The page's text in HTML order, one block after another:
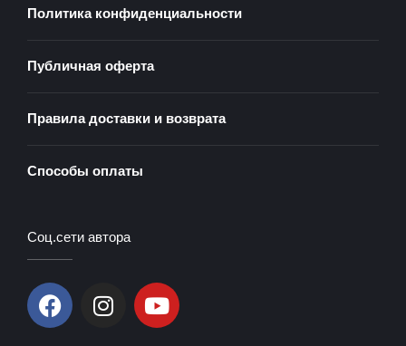
Политика конфиденциальности
Публичная оферта
Правила доставки и возврата
Способы оплаты
Соц.сети автора
F
a
I
n
Y
o